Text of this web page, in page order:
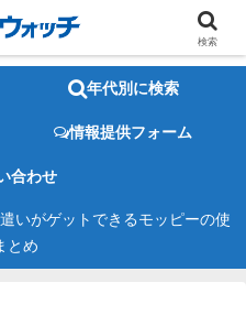
年代別に検索
情報提供フォーム
合わせ
いがゲットできるモッピーの使
とめ
検索